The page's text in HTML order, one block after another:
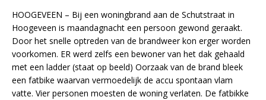
HOOGEVEEN – Bij een woningbrand aan de Schutstraat in
Hoogeveen is maandagnacht een persoon gewond geraakt.
Door het snelle optreden van de brandweer kon erger worden
voorkomen. ER werd zelfs een bewoner van het dak gehaald
met een ladder (staat op beeld) Oorzaak van de brand bleek
een fatbike waarvan vermoedelijk de accu spontaan vlam
vatte. Vier personen moesten de woning verlaten. De fatbikke